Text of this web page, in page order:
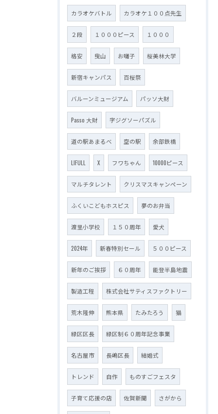
カラオケバトル カラオケ１００点先生
２段 １０００ピース １０００
格安 曳山 お囃子 桜美林大学
新宿キャンパス 百桜祭
バルーンミュージアム パッソ大財
Passo 大財 字ジグソーパズル
道の駅あまるべ 空の駅 余部鉄橋
LIFULL X フワちゃん 10000ピース
マルチタレント クリスマスキャンペーン
ふくいこどもホスピス 夢のお弁当
渡里小学校 １５０周年 愛犬
2024年 新春特別セール ５００ピース
新年のご挨拶 ６０周年 能登半島地震
製造工程 株式会社サティスファクトリー
荒木隆伸 熊本県 たみたろう 猫
緑区区長 緑区制６０周年記念事業
名古屋市 長嶋区長 結婚式
トレンド 自作 ものすごフェスタ
子育て応援の店 佐賀新聞 さがから